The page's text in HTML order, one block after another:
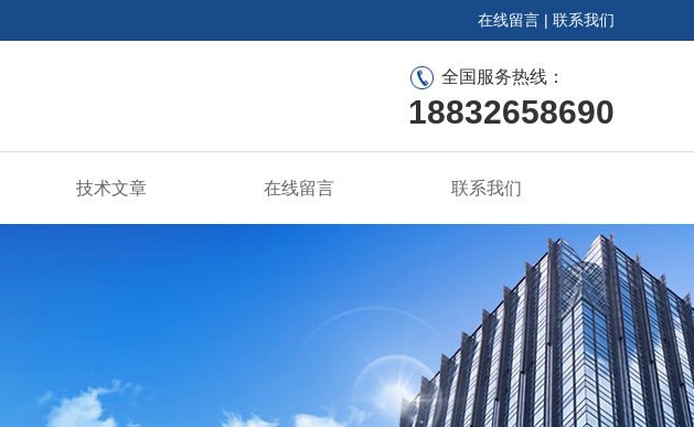
在线留言 | 联系我们
全国服务热线：
18832658690
技术文章 在线留言 联系我们